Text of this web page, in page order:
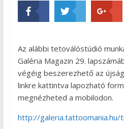
Az alábbi tetoválóstúdió
Galéria Magazin 29.
végéig beszerezhető az
linkre kattintva lapozható
megnézheted a mobilodon.
http://